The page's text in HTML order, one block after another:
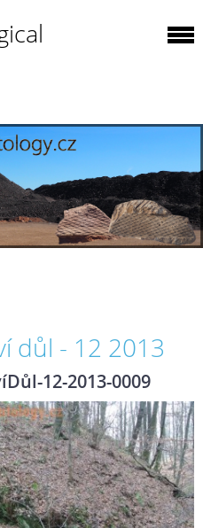
důl - 12 2013
12-2013-0009